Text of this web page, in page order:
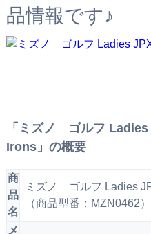
品情報です♪
「ミズノ ゴルフ Ladies
Irons」の概要
商
品
名
ミズノ ゴルフ Ladies
（商品型番：MZN0462）
メ